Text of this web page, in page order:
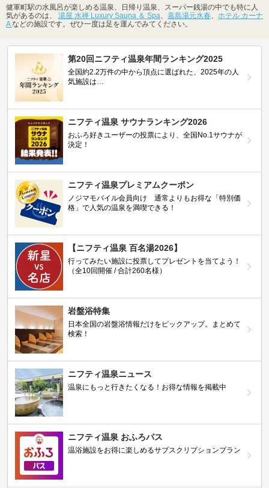
健軍町駅の水風呂が楽しめる温泉、日帰り温泉、スーパー銭湯の中でも特に人
気があるのは、 湯屋 水禅 Luxury Sauna ＆ Spa 嘉島湯元水春
ホテル カーナ
A などの施設です。ぜひ一度は足を運んでみてください。
第20回ニフティ温泉年間ランキング2025
全国約2.2万件の中から頂点に選ばれた、2025年の人
気施設は…
ニフティ温泉 サウナランキング2026
おふろ好きユーザーの投票により、全国No.1サウナが
決定！
ニフティ温泉プレミアムクーポン
ノジマモバイル会員向け 通常よりもお得な「特別価
格」で人気の温泉を満喫できる！
【ニフティ温泉 百名湯2026】
行ってみたい施設に投票してプレゼントを当てよう！
（全10回開催 / 合計260名様）
岩盤浴特集
日本全国の岩盤浴情報だけをピックアップ。まとめて
検索！
ニフティ温泉ニュース
温泉にもっと行きたくなる！お得な情報を掲載中
ニフティ温泉 おふろパス
温浴施設をお得に楽しめるサブスクリプションプラン